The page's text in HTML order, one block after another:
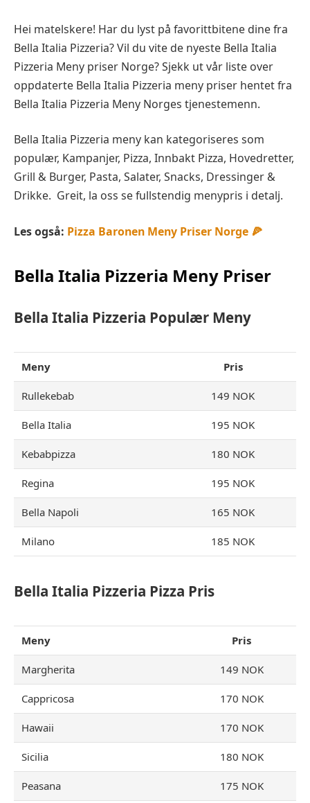
Hei matelskere! Har du lyst på favorittbitene dine fra
Bella Italia Pizzeria? Vil du vite de nyeste Bella Italia
Pizzeria Meny priser Norge? Sjekk ut vår liste over
oppdaterte Bella Italia Pizzeria meny priser hentet fra
Bella Italia Pizzeria Meny Norges tjenestemenn.
Bella Italia Pizzeria meny kan kategoriseres som
populær, Kampanjer, Pizza, Innbakt Pizza, Hovedretter,
Grill & Burger, Pasta, Salater, Snacks, Dressinger &
Drikke. Greit, la oss se fullstendig menypris i detalj.
Les også: Pizza Baronen Meny Priser Norge 🍕
Bella Italia Pizzeria Meny Priser
Bella Italia Pizzeria Populær Meny
Meny Pris
Rullekebab 149 NOK
Bella Italia 195 NOK
Kebabpizza 180 NOK
Regina 195 NOK
Bella Napoli 165 NOK
Milano 185 NOK
Bella Italia Pizzeria Pizza Pris
Meny Pris
Margherita 149 NOK
Cappricosa 170 NOK
Hawaii 170 NOK
Sicilia 180 NOK
Peasana 175 NOK